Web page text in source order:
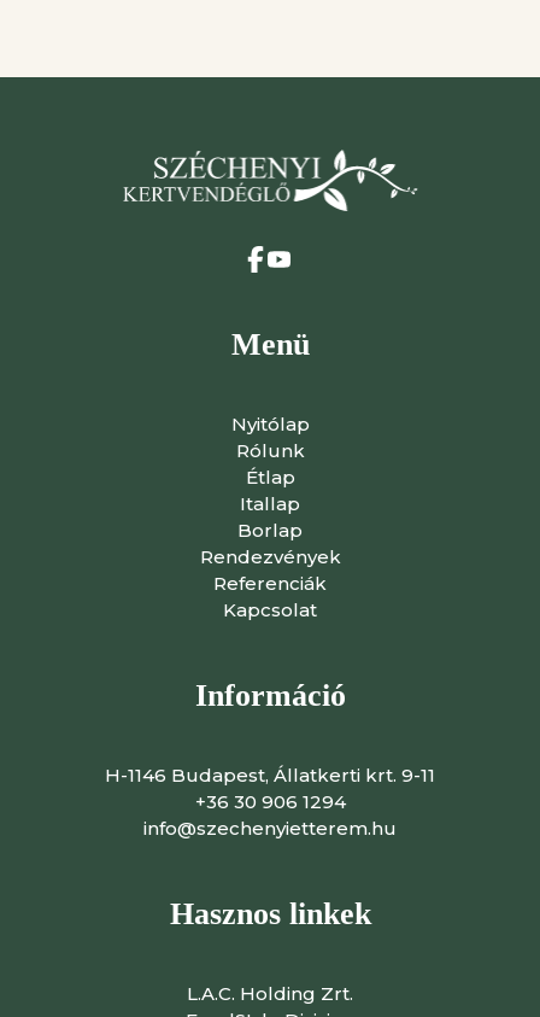
Menü
Nyitólap
Rólunk
Étlap
Itallap
Borlap
Rendezvények
Referenciák
Kapcsolat
Információ
H-1146 Budapest, Állatkerti krt. 9-11
+36 30 906 1294
info@szechenyietterem.hu
Hasznos linkek
L.A.C. Holding Zrt.